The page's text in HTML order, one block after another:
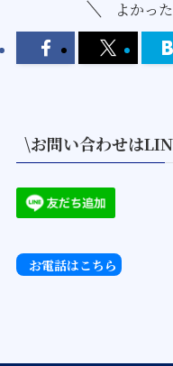
よかっ
\お問い合わせは
お電話はこちら